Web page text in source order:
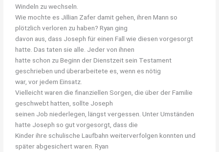
Windeln zu wechseln.
Wie mochte es Jillian Zafer damit gehen, ihren Mann so
plötzlich verloren zu haben? Ryan ging
davon aus, dass Joseph für einen Fall wie diesen vorgesorgt
hatte. Das taten sie alle. Jeder von ihnen
hatte schon zu Beginn der Dienstzeit sein Testament
geschrieben und überarbeitete es, wenn es nötig
war, vor jedem Einsatz.
Vielleicht waren die finanziellen Sorgen, die über der Familie
geschwebt hatten, sollte Joseph
seinen Job niederlegen, längst vergessen. Unter Umständen
hatte Joseph so gut vorgesorgt, dass die
Kinder ihre schulische Laufbahn weiterverfolgen konnten und
später abgesichert waren. Ryan